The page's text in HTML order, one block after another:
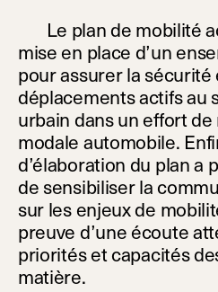
Le plan de mobilité
mise en place d’un
pour assurer la
déplacements actifs au
urbain dans un effort
modale automobile.
d’élaboration du plan a
de sensibiliser la
sur les enjeux de
preuve d’une écoute
priorités et capacités
matière.